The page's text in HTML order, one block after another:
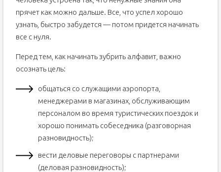
прячет как можно дальше. Все, что успел хорошо
узнать, быстро забудется — потом придется начинать
все с нуля.
Перед тем, как начинать зубрить алфавит, важно
осознать цель:
общаться со служащими аэропорта,
менеджерами в магазинах, обслуживающим
персоналом во время туристических поездок и
хорошо понимать собеседника (разговорная
разновидность);
вести деловые переговоры с партнерами
(деловая разновидность);